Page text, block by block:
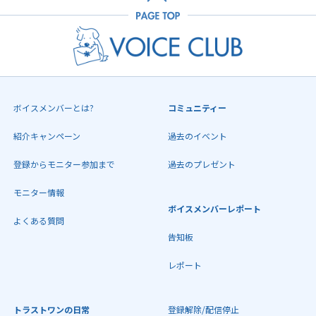
ボイスメンバーとは?
紹介キャンペーン
登録からモニター参加まで
モニター情報
よくある質問
コミュニティー
過去のイベント
過去のプレゼント
ボイスメンバーレポート
告知板
レポート
トラストワンの日常 登録解除/配信停止